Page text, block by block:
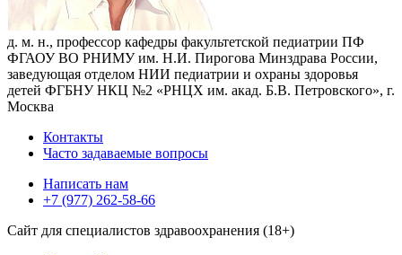
д. м. н., профессор кафедры факультетской педиатрии ПФ
ФГАОУ ВО РНИМУ им. Н.И. Пирогова Минздрава России,
заведующая отделом НИИ педиатрии и охраны здоровья
детей ФГБНУ НКЦ №2 «РНЦХ им. акад. Б.В. Петровского», г.
Москва
Контакты
Часто задаваемые вопросы
Написать нам
+7 (977) 262-58-66
Сайт для специалистов здравоохранения (18+)